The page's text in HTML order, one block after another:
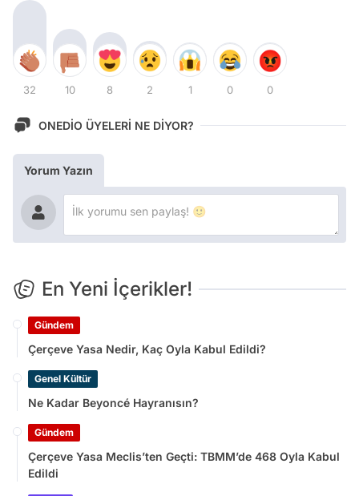
32 10 8 2 1 0 0
ONEDİO ÜYELERİ NE DİYOR?
Yorum Yazın
En Yeni İçerikler!
Gündem
Çerçeve Yasa Nedir, Kaç Oyla Kabul Edildi?
Genel Kültür
Ne Kadar Beyoncé Hayranısın?
Gündem
Çerçeve Yasa Meclis’ten Geçti: TBMM’de 468 Oyla Kabul
Edildi